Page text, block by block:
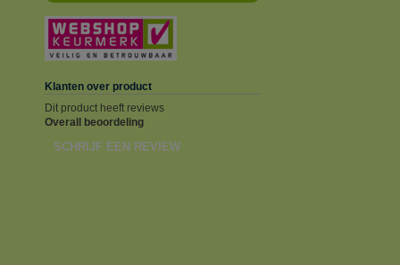
Klanten over product
Dit product heeft reviews
Overall beoordeling
SCHRIJF EEN REVIEW